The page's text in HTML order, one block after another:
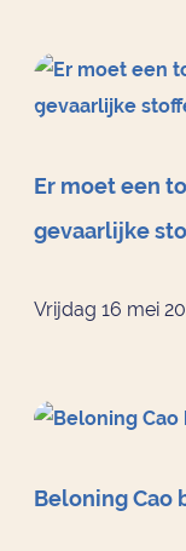
Er moet een
gevaarlijke
Vrijdag 16 mei
Beloning Cao